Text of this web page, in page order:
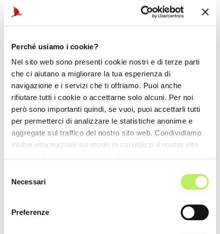
Perché usiamo i cookie?
Nel sito web sono presenti cookie nostri e di terze parti
che ci aiutano a migliorare la tua esperienza di
navigazione e i servizi che ti offriamo. Puoi anche
rifiutare tutti i cookie o accettarne solo alcuni. Per noi
però sono importanti quindi, se vuoi, puoi accettarli tutti
per permetterci di analizzare le statistiche anonime e
aggregate sul traffico del nostro sito web. Condividiamo
inoltre informazioni sul modo in cui utilizzi il nostro sito
combinarle con altre informazioni che hai fornito loro o
delNecessari
Preferenze